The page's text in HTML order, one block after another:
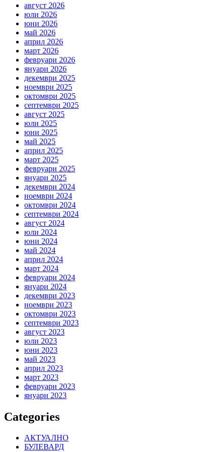
август 2026
юли 2026
юни 2026
май 2026
април 2026
март 2026
февруари 2026
януари 2026
декември 2025
ноември 2025
октомври 2025
септември 2025
август 2025
юли 2025
юни 2025
май 2025
април 2025
март 2025
февруари 2025
януари 2025
декември 2024
ноември 2024
октомври 2024
септември 2024
август 2024
юли 2024
юни 2024
май 2024
април 2024
март 2024
февруари 2024
януари 2024
декември 2023
ноември 2023
октомври 2023
септември 2023
август 2023
юли 2023
юни 2023
май 2023
април 2023
март 2023
февруари 2023
януари 2023
Categories
АКТУАЛНО
БУЛЕВАРД